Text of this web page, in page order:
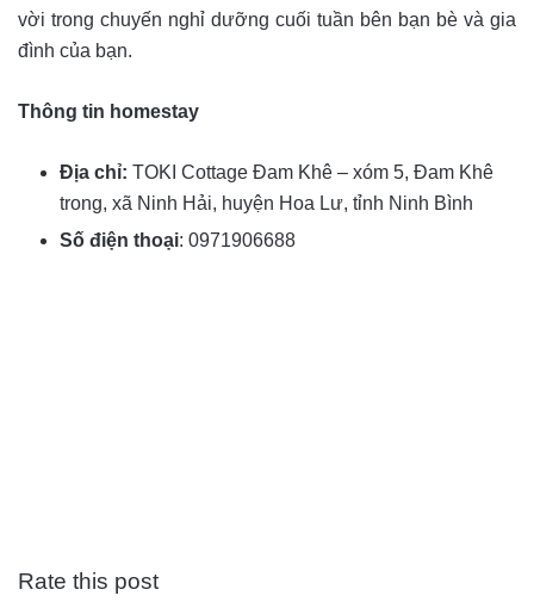
vời trong chuyến nghỉ dưỡng cuối tuần bên bạn bè và gia
đình của bạn.
Thông tin homestay
Địa chỉ: TOKI Cottage Đam Khê – xóm 5, Đam Khê
trong, xã Ninh Hải, huyện Hoa Lư, tỉnh Ninh Bình
Số điện thoại: 0971906688
Rate this post